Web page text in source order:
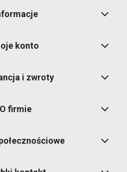
konto
i zwroty
O firmie